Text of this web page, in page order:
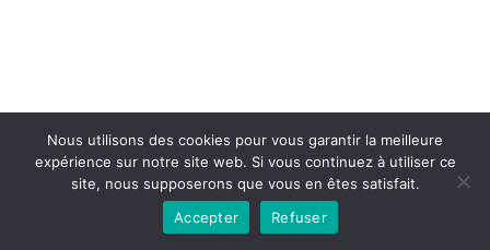
Conditions générales Contact
Copyright © 2026 - lahauteroute.fr
Nous utilisons des cookies pour vous garantir la meilleure
expérience sur notre site web. Si vous continuez à utiliser ce
site, nous supposerons que vous en êtes satisfait.
Accepter
Refuser